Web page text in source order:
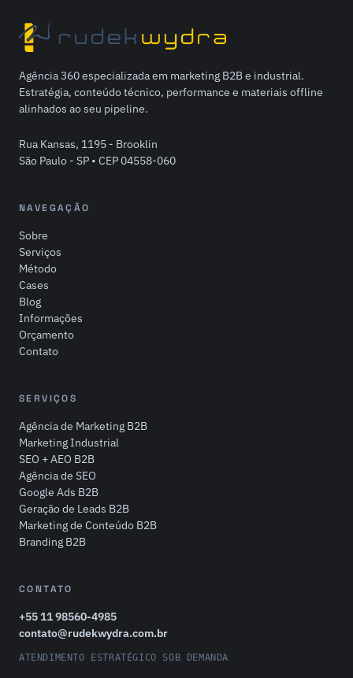
Agência 360 especializada em marketing B2B e industrial.
Estratégia, conteúdo técnico, performance e materiais offline
alinhados ao seu pipeline.
Rua Kansas, 1195 - Brooklin
São Paulo - SP • CEP 04558-060
NAVEGAÇÃO
Sobre
Serviços
Método
Cases
Blog
Informações
Orçamento
Contato
SERVIÇOS
Agência de Marketing B2B
Marketing Industrial
SEO + AEO B2B
Agência de SEO
Google Ads B2B
Geração de Leads B2B
Marketing de Conteúdo B2B
Branding B2B
CONTATO
+55 11 98560-4985
contato@rudekwydra.com.br
ATENDIMENTO ESTRATÉGICO SOB DEMANDA